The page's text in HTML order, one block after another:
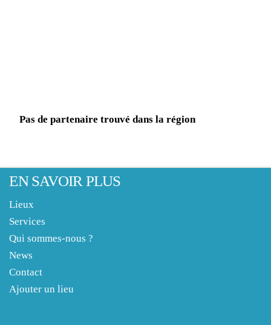
Pas de partenaire trouvé dans la région
EN SAVOIR PLUS
Lieux
Services
Qui sommes-nous ?
News
Contact
Ajouter un lieu